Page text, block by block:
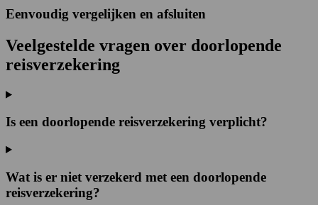
Eenvoudig vergelijken en afsluiten
Veelgestelde vragen over doorlopende
reisverzekering
Is een doorlopende reisverzekering verplicht?
Wat is er niet verzekerd met een doorlopende
reisverzekering?